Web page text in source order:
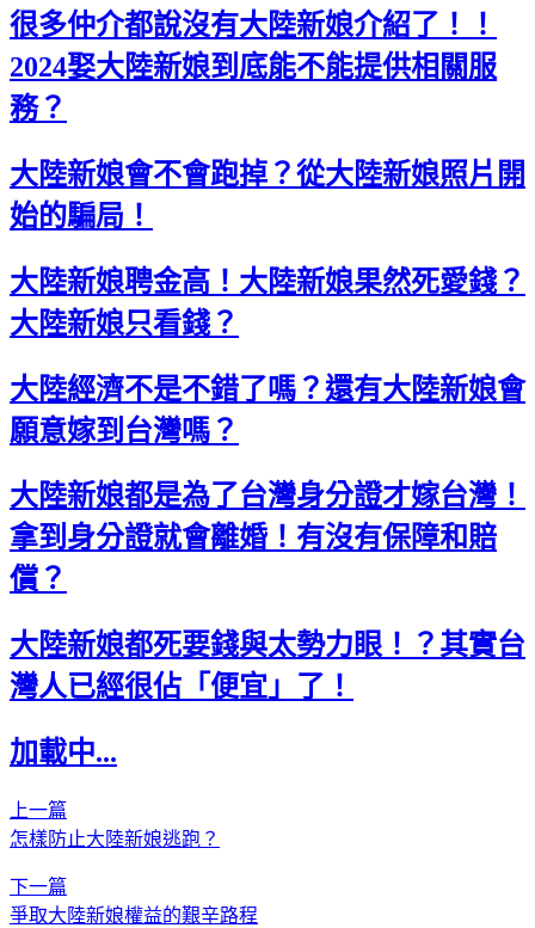
很多仲介都說沒有大陸新娘介紹了！！
2024娶大陸新娘到底能不能提供相關服
務？
大陸新娘會不會跑掉？從大陸新娘照片開
始的騙局！
大陸新娘聘金高！大陸新娘果然死愛錢？
大陸新娘只看錢？
大陸經濟不是不錯了嗎？還有大陸新娘會
願意嫁到台灣嗎？
大陸新娘都是為了台灣身分證才嫁台灣！
拿到身分證就會離婚！有沒有保障和賠
償？
大陸新娘都死要錢與太勢力眼！？其實台
灣人已經很佔「便宜」了！
加載中...
上一篇
怎樣防止大陸新娘逃跑？
下一篇
爭取大陸新娘權益的艱辛路程